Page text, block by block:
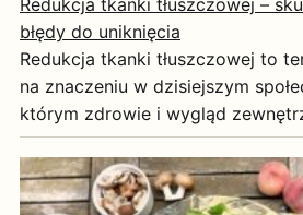
błędy do uniknięcia
Redukcja tkanki tłuszczowej to
na znaczeniu w dzisiejszym
którym zdrowie i wygląd